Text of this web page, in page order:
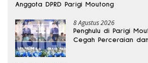
Anggota DPRD Parigi Moutong
8 Agustus 2026
Penghulu di Parigi
Cegah Perceraian dan